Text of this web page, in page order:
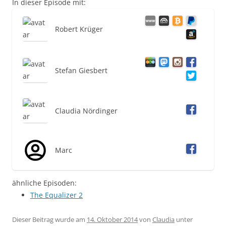
In dieser Episode mit:
Robert Krüger
Stefan Giesbert
Claudia Nördinger
Marc
ähnliche Episoden:
The Equalizer 2
Dieser Beitrag wurde am 14. Oktober 2014von Claudia unter